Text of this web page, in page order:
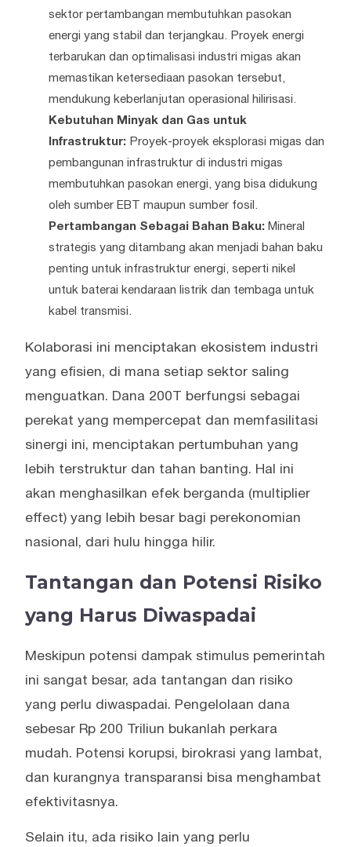
sektor pertambangan membutuhkan pasokan
energi yang stabil dan terjangkau. Proyek energi
terbarukan dan optimalisasi industri migas akan
memastikan ketersediaan pasokan tersebut,
mendukung keberlanjutan operasional hilirisasi.
Kebutuhan Minyak dan Gas untuk
Infrastruktur: Proyek-proyek eksplorasi migas dan
pembangunan infrastruktur di industri migas
membutuhkan pasokan energi, yang bisa didukung
oleh sumber EBT maupun sumber fosil.
Pertambangan Sebagai Bahan Baku: Mineral
strategis yang ditambang akan menjadi bahan baku
penting untuk infrastruktur energi, seperti nikel
untuk baterai kendaraan listrik dan tembaga untuk
kabel transmisi.
Kolaborasi ini menciptakan ekosistem industri
yang efisien, di mana setiap sektor saling
menguatkan. Dana 200T berfungsi sebagai
perekat yang mempercepat dan memfasilitasi
sinergi ini, menciptakan pertumbuhan yang
lebih terstruktur dan tahan banting. Hal ini
akan menghasilkan efek berganda (multiplier
effect) yang lebih besar bagi perekonomian
nasional, dari hulu hingga hilir.
Tantangan dan Potensi Risiko
yang Harus Diwaspadai
Meskipun potensi dampak stimulus pemerintah
ini sangat besar, ada tantangan dan risiko
yang perlu diwaspadai. Pengelolaan dana
sebesar Rp 200 Triliun bukanlah perkara
mudah. Potensi korupsi, birokrasi yang lambat,
dan kurangnya transparansi bisa menghambat
efektivitasnya.
Selain itu, ada risiko lain yang perlu